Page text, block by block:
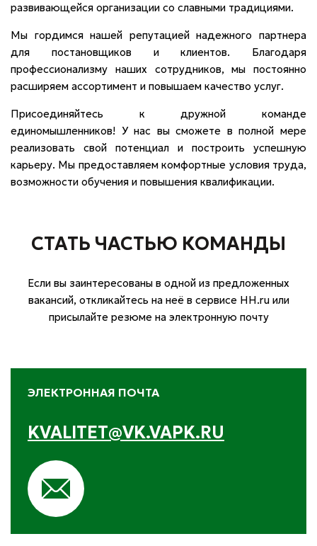
развивающейся организации со славными традициями.
Мы гордимся нашей репутацией надежного партнера
для постановщиков и клиентов. Благодаря
профессионализму наших сотрудников, мы постоянно
расширяем ассортимент и повышаем качество услуг.
Присоединяйтесь к дружной команде
единомышленников! У нас вы сможете в полной мере
реализовать свой потенциал и построить успешную
карьеру. Мы предоставляем комфортные условия труда,
возможности обучения и повышения квалификации.
СТАТЬ ЧАСТЬЮ КОМАНДЫ
Если вы заинтересованы в одной из предложенных
вакансий, откликайтесь на неё в сервисе HH.ru или
присылайте резюме на электронную почту
ЭЛЕКТРОННАЯ ПОЧТА
KVALITET@VK.VAPK.RU